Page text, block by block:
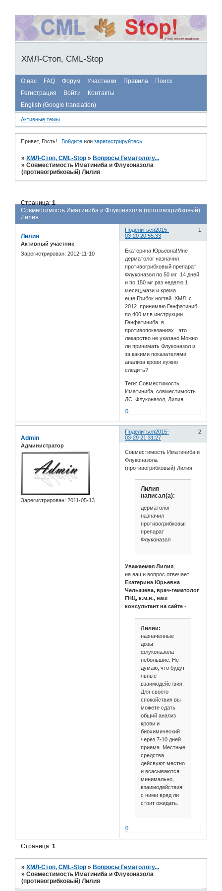
ХМЛ-Стоп, CML-Stop
О нас FAQ Форум Участники Правила
Поиск
Регистрация
Войти
Контакты
English (Google translation)
Активные темы
Привет, Гость! Войдитеили зарегистрируйтесь.
»ХМЛ-Стоп, CML-Stop » Вопросы Гематологу...
»Совместимость Иматиниба и Флуконазола
(противогрибковый) Лилия
Совместимость Иматиниба и Флуконазола (противогрибковый)
Лилия
Страница:1
Поделиться 1
2015-
03-20 20:55:33
Лилия
Активный участник
Зарегистрирован: 2012-11-10
Екатерина Юрьевна!Мне
дерматолог назначил
противогрибковый препарат
Флуконазол по 50 мг 14 дней
и по 150 мг раз неделю 1
месяц,мази и крема
еще.Грибок ногтей. ХМЛ с
2012 ,принимаю Генфатиниб
по 400 мг,в инструкции
Генфатиниба в
противопоказаниях это
лекарство не указано.Можно
ли принимать Флуконазол и
за какими показателями
анализа крови нужно
следить?
Теги: Совместимость
Иматиниба, совместимость
ЛС, Флуконазол, Лилия
0
Поделиться 2
2015-
03-29 21:31:27
Admin
Администратор
Зарегистрирован: 2011-05-13
Совместимость Иматиниба и
Флуконазола
(противогрибковый) Лилия
Лилия
написал(а):
дерматолог
назначил
противогрибковый
препарат
Флуконазол
Уважаемая Лилия
на ваши вопрос отвечает
Екатерина Юрьевна
Челышева, врач-гематолог
ГНЦ, к.м.н., наш
консультант на сайте -
Лилии:
назначенные
дозы
флуконазола
небольшие. Не
думаю, что будут
явные
взаимодействия.
Для своего
спокойствия вы
можете сдать
общий анализ
крови и
биохимический
через 7-10 дней
приема. Местные
средства
дейсвуют местно
и всасываются
минимально,
взаимодействия
с ними вряд ли
стоит ожидать.
0
Страница:1
»ХМЛ-Стоп, CML-Stop »Вопросы Гематологу...
»Совместимость Иматиниба и Флуконазола
(противогрибковый) Лилия